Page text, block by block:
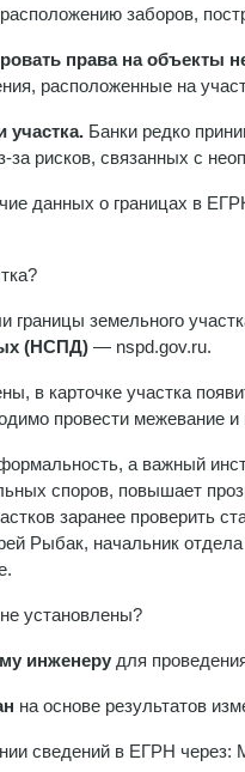
заборов,
права на объекты
расположенные на
Банки редко
за рисков, связанных с
данных о границах в
границы земельного
(НСПД) — nspd.gov.ru.
в карточке участка
провести межевание
а важный
споров, повышает
заранее проверить
Рыбак, начальник
установлены?
инженеру для
на основе результатов
сведений в ЕГРН